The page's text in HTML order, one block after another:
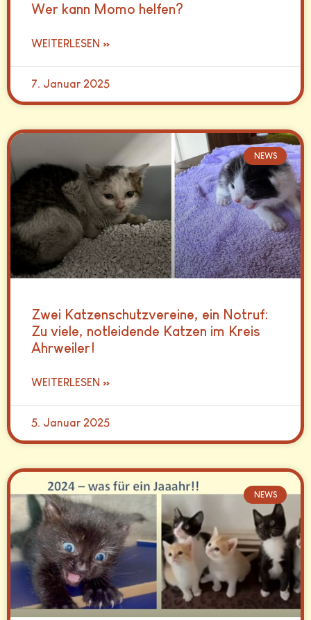
Wer kann Momo helfen?
WEITERLESEN »
7. Januar 2025
NEWS
Zwei Katzenschutzvereine, ein Notruf:
Zu viele, notleidende Katzen im Kreis
Ahrweiler!
WEITERLESEN »
5. Januar 2025
NEWS